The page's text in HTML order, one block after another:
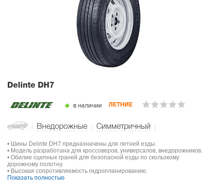
Delinte DH7
в наличии ЛЕТНИЕ
Внедорожные Симметричный
• Шины Delinte DH7 предназначены для летней езды.
• Модель разработана для кроссоверов, универсалов, внедорожников.
• Обилие сцепных граней для безопасной езды по скользкому
дорожному полотну.
• Высокая сопротивляемость гидропланированию.
Показать полностью